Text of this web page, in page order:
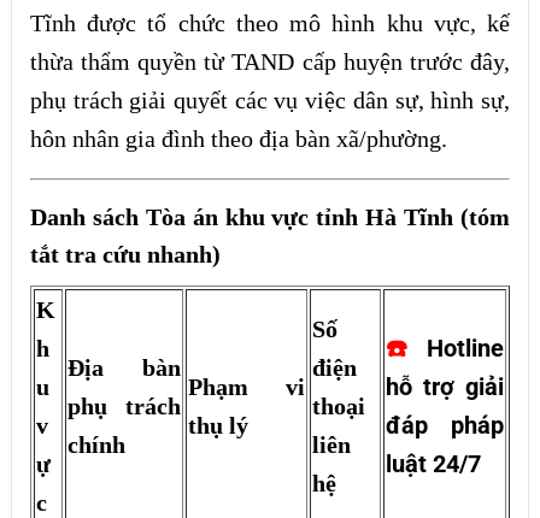
Tĩnh được tổ chức theo mô hình khu vực, kế
thừa thẩm quyền từ TAND cấp huyện trước đây,
phụ trách giải quyết các vụ việc dân sự, hình sự,
hôn nhân gia đình theo địa bàn xã/phường.
Danh sách Tòa án khu vực tỉnh Hà Tĩnh (tóm
tắt tra cứu nhanh)
K
h
u
v
ự
c
Địa bàn
phụ trách
chính
Phạm vi
thụ lý
Số
điện
thoại
liên
hệ
☎️ Hotline
hỗ trợ giải
đáp pháp
luật 24/7